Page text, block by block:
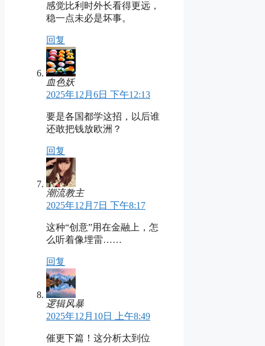
感觉比利时外长看得更远，
稳一点未必是坏事。
回复
血色妖
2025年12月6日 下午12:13
要是各国都学这招，以后谁
还敢把钱放欧洲？
回复
潮流教主
2025年12月7日 下午8:17
这种“创意”用在金融上，怎
么听着像埋雷……
回复
逻辑风暴
2025年12月10日 上午8:49
催更下篇！这分析太到位